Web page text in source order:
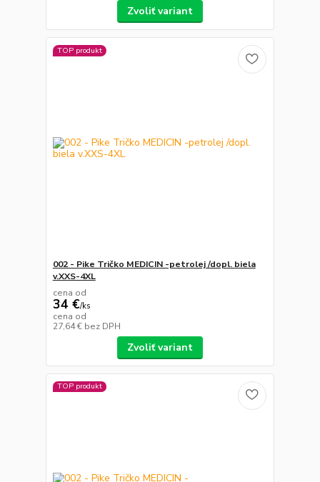
Zvoliť variant
TOP produkt
002 - Pike Tričko MEDICIN -petrolej /dopl. biela
v.XXS-4XL
cena od
34 €/ks
cena od
27,64 € bez DPH
Zvoliť variant
TOP produkt